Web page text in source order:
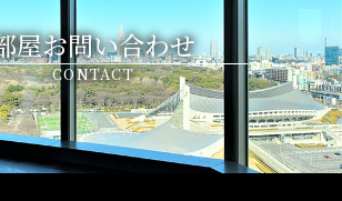
屋お問い合わせ
CONTACT